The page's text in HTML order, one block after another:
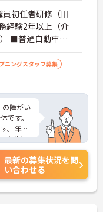
初任者研修（旧
経験2年以上（介
■普通自動車運
業務に就かれて
ニングスタッフ募集
障がい
です。
。年間
育休制
両立も
ャリア
ら60代
。ご興
気軽に
最新の募集状況を問
い合わせる